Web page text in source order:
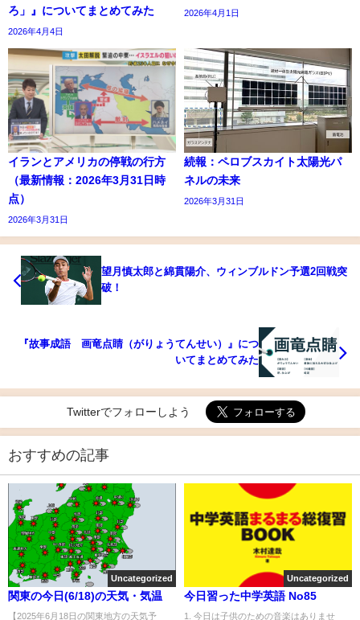
ろ」』についてまとめてみた
2026年4月4日
2026年4月1日
イランとアメリカの停戦の行方
（最新情報：2026年3月31日時
点）
2026年3月31日
続報：ペロブスカイト太陽光パ
ネルの未来
2026年3月31日
望月慎太郎と綿貫陽介、ウィンブルドン予選2回戦突
破！
『故事成語 画竜点睛（がりょうてんせい）』につ
いてまとめてみた
Twitterでフォローしよう
おすすめの記事
Uncategorized
関東の今日(6/18)の天気・気温
【2025年6月18日の関東地方の天気予
Uncategorized
今日習った中学英語 No85
1. 今日は子供のための音楽はありませ